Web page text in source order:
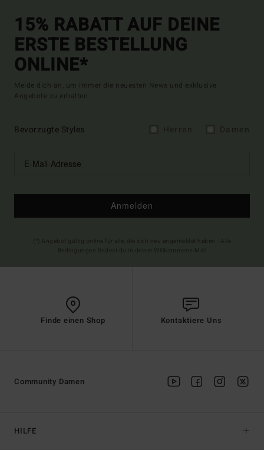
15% RABATT AUF DEINE
ERSTE BESTELLUNG
ONLINE*
Melde dich an, um immer die neuesten News und exklusive
Angebote zu erhalten.
Bevorzugte Styles
Anmelden
Finde einen Shop Kontaktiere Uns
HILFE
Community Damen